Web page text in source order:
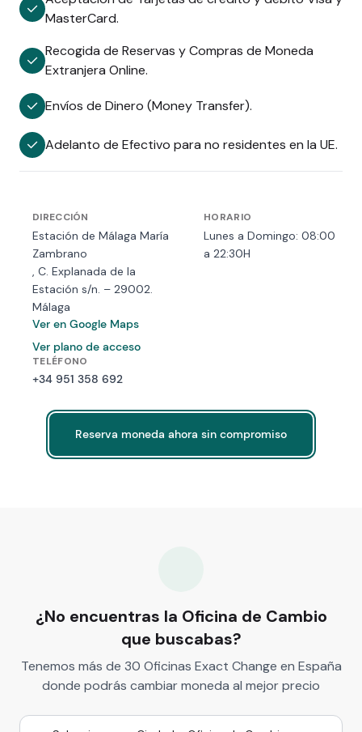
MasterCard.
Recogida de Reservas y Compras de Moneda
Extranjera Online.
Envíos de Dinero (Money Transfer).
Adelanto de Efectivo para no residentes en la UE.
DIRECCIÓN
Estación de Málaga María
Zambrano
, C. Explanada de la
Estación s/n. – 29002.
Málaga
Ver en Google Maps
Ver plano de acceso
TELÉFONO
+34 951 358 692
HORARIO
Lunes a Domingo: 08:00
a 22:30H
Reserva moneda ahora sin compromiso
¿No encuentras la Oficina de Cambio
que buscabas?
Tenemos más de 30 Oficinas Exact Change en España
donde podrás cambiar moneda al mejor precio